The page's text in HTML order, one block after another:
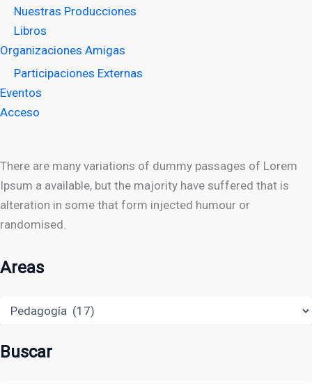
Nuestras Producciones
Libros
Organizaciones Amigas
Participaciones Externas
Eventos
Acceso
There are many variations of dummy passages of Lorem
Ipsum a available, but the majority have suffered that is
alteration in some that form injected humour or
randomised.
Areas
Buscar